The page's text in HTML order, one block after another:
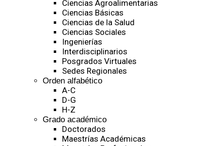
Ciencias Agroalimentarias
Ciencias Básicas
Ciencias de la Salud
Ciencias Sociales
Ingenierías
Interdisciplinarios
Posgrados Virtuales
Sedes Regionales
Orden alfabético
A-C
D-G
H-Z
Grado académico
Doctorados
Maestrías Académicas